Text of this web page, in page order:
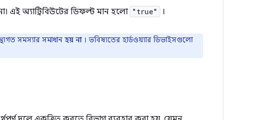
এই অ্যাট্রিবিউটের ডিফল্ট মান হলো "true" ।
সমস্যার সমাধান হয় না । ভবিষ্যতের হার্ডওয়্যার ডিভাইসগুলো